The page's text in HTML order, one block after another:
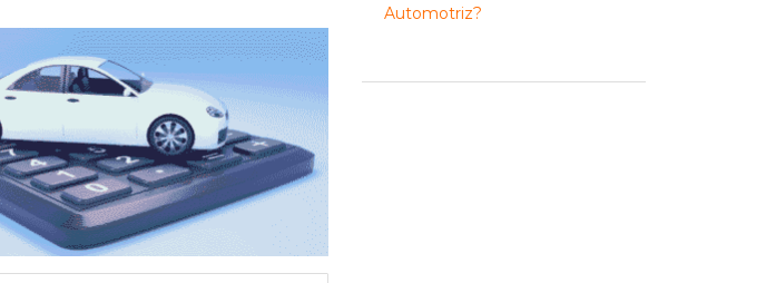
Automotriz?